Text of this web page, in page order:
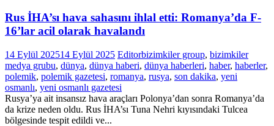
Rus İHA’sı hava sahasını ihlal etti: Romanya’da F-
16’lar acil olarak havalandı
14 Eylül 202514 Eylül 2025 Editorbizimkiler group, bizimkiler
medya grubu, dünya, dünya haberi, dünya haberleri, haber, haberler,
polemik, polemik gazetesi, romanya, rusya, son dakika, yeni
osmanlı, yeni osmanlı gazetesi
Rusya’ya ait insansız hava araçları Polonya’dan sonra Romanya’da
da krize neden oldu. Rus İHA’sı Tuna Nehri kıyısındaki Tulcea
bölgesinde tespit edildi ve...